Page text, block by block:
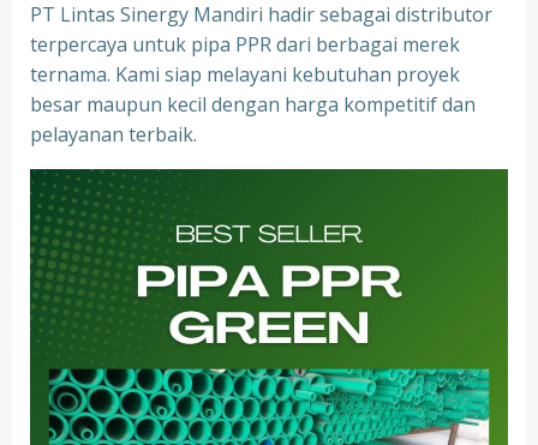
PT Lintas Sinergy Mandiri hadir sebagai distributor
terpercaya untuk pipa PPR dari berbagai merek
ternama. Kami siap melayani kebutuhan proyek
besar maupun kecil dengan harga kompetitif dan
pelayanan terbaik.